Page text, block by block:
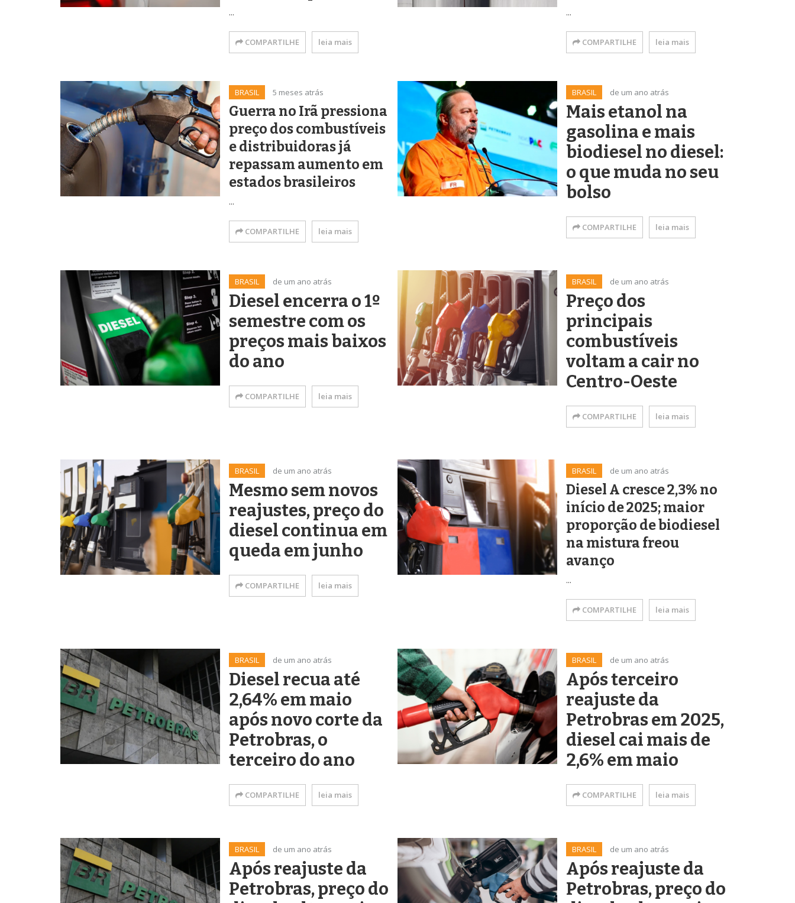
...
COMPARTILHE leia mais
...
COMPARTILHE leia mais
BRASIL 5 meses atrás
Guerra no Irã pressiona
preço dos combustíveis
e distribuidoras já
repassam aumento em
estados brasileiros
...
COMPARTILHE leia mais
BRASIL de um ano atrás
Mais etanol na
gasolina e mais
biodiesel no diesel:
o que muda no seu
bolso
COMPARTILHE leia mais
BRASIL de um ano atrás
Diesel encerra o 1º
semestre com os
preços mais baixos
do ano
COMPARTILHE leia mais
BRASIL de um ano atrás
Preço dos
principais
combustíveis
voltam a cair no
Centro-Oeste
COMPARTILHE leia mais
BRASIL de um ano atrás
Mesmo sem novos
reajustes, preço do
diesel continua em
queda em junho
COMPARTILHE leia mais
BRASIL de um ano atrás
Diesel A cresce 2,3% no
início de 2025; maior
proporção de biodiesel
na mistura freou
avanço
...
COMPARTILHE leia mais
BRASIL de um ano atrás
Diesel recua até
2,64% em maio
após novo corte da
Petrobras, o
terceiro do ano
COMPARTILHE leia mais
BRASIL de um ano atrás
Após terceiro
reajuste da
Petrobras em 2025,
diesel cai mais de
2,6% em maio
COMPARTILHE leia mais
BRASIL de um ano atrás
Após reajuste da
Petrobras, preço do
BRASIL de um ano atrás
Após reajuste da
Petrobras, preço do